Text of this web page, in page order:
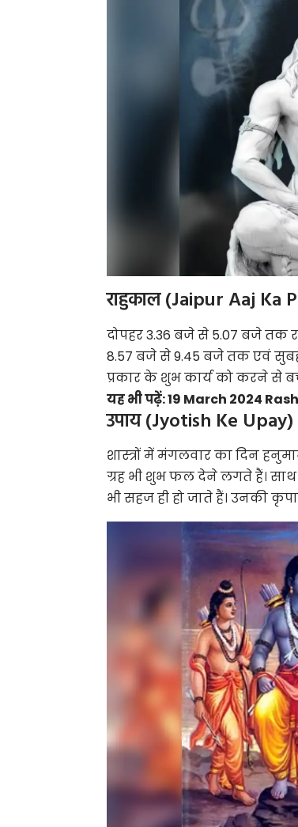
राहुकाल (Jaipur Aaj Ka
दोपहर 3.36 बजे से 5.07 बजे तक
8.57 बजे से 9.45 बजे तक एवं सुबह
प्रकार के शुभ कार्य को करने से
यह भी पढ़ें:19 March 2024
उपाय (Jyotish Ke Upay)
शास्त्रों में मंगलवार का दिन
ग्रह भी शुभ फल देने लगते हैं। साथ
भी सहज ही हो जाते हैं। उनकी